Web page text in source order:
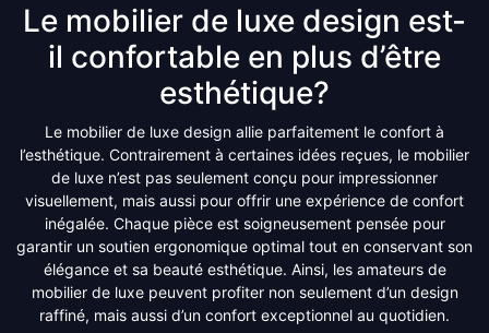
Le mobilier de luxe design est-
il confortable en plus d’être
esthétique?
Le mobilier de luxe design allie parfaitement le confort à
l’esthétique. Contrairement à certaines idées reçues, le mobilier
de luxe n’est pas seulement conçu pour impressionner
visuellement, mais aussi pour offrir une expérience de confort
inégalée. Chaque pièce est soigneusement pensée pour
garantir un soutien ergonomique optimal tout en conservant son
élégance et sa beauté esthétique. Ainsi, les amateurs de
mobilier de luxe peuvent profiter non seulement d’un design
raffiné, mais aussi d’un confort exceptionnel au quotidien.